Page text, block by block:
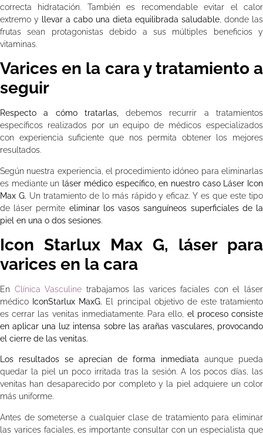
correcta hidratación. También es recomendable evitar el calor
extremo y
llevar a cabo una dieta equilibrada saludable , donde las
frutas sean protagonistas debido a sus múltiples beneficios y
vitaminas.
Varices en la cara y tratamiento a
seguir
Respecto a cómo tratarlas, debemos recurrir a tratamientos
específicos realizados por un equipo de médicos especializados
con experiencia suficiente que nos permita obtener los mejores
resultados.
Según nuestra experiencia, el procedimiento idóneo para eliminarlas
es mediante un láser médico específico, en nuestro caso Láser Icon
Max G. Un tratamiento de lo más rápido y eficaz. Y es que este tipo
de láser permite eliminar los vasos sanguíneos superficiales de la
piel en una o dos sesiones.
Icon Starlux Max G, láser para
varices en la cara
En Clínica Vasculine trabajamos las varices faciales con el láser
médico IconStarlux MaxG. El principal objetivo de este tratamiento
es cerrar las venitas inmediatamente. Para ello, el proceso consiste
en aplicar una luz intensa sobre las arañas vasculares, provocando
el cierre de las venitas.
Los resultados se aprecian de forma inmediata aunque pueda
quedar la piel un poco irritada tras la sesión. A los pocos días, las
venitas han desaparecido por completo y la piel adquiere un color
más uniforme.
Antes de someterse a cualquier clase de tratamiento para eliminar
las varices faciales, es importante consultar con un especialista que